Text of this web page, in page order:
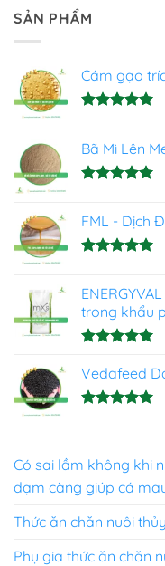
SẢN PHẨM
Cám gạo
5 sao
Bã Mì Lên
5 sao
FML - Dịch
5 sao
trong khẩu
hạng5.00
Vedafeed
Có sai lầm không khi
đạm càng giúp cá
Thức ăn chăn nuôi
Phụ gia thức ăn chăn